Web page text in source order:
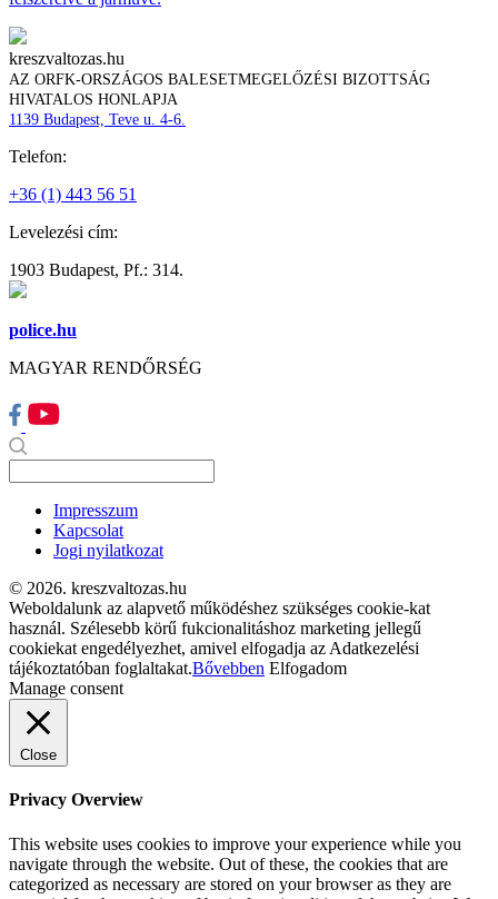
kreszvaltozas.hu
AZ ORFK-ORSZÁGOS BALESETMEGELŐZÉSI BIZOTTSÁG
HIVATALOS HONLAPJA
1139 Budapest, Teve u. 4-6.
Telefon:
+36 (1) 443 56 51
Levelezési cím:
1903 Budapest, Pf.: 314.
police.hu
MAGYAR RENDŐRSÉG
Impresszum
Kapcsolat
Jogi nyilatkozat
© 2026. kreszvaltozas.hu
Weboldalunk az alapvető működéshez szükséges cookie-kat
használ. Szélesebb körű fukcionalitáshoz marketing jellegű
cookiekat engedélyezhet, amivel elfogadja az Adatkezelési
tájékoztatóban foglaltakat.Bővebben Elfogadom
Manage consent
Close
Privacy Overview
This website uses cookies to improve your experience while you
navigate through the website. Out of these, the cookies that are
categorized as necessary are stored on your browser as they are